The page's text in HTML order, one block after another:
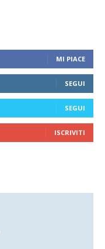
MI PIACE
SEGUI
SEGUI
ISCRIVITI